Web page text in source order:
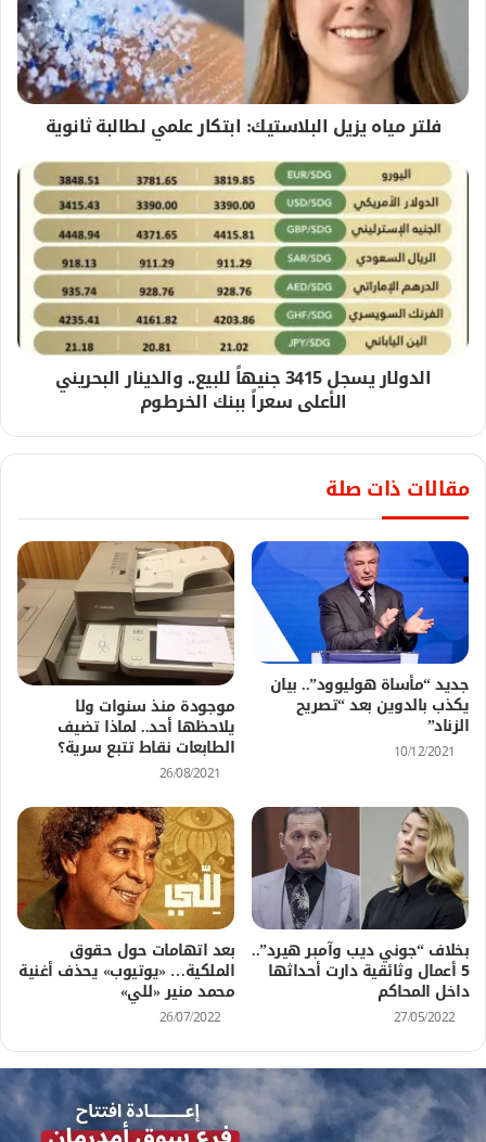
فلتر مياه يزيل البلاستيك: ابتكار علمي لطالبة ثانوية
الدولار يسجل 3415 جنيهاً للبيع.. والدينار البحريني
الأعلى سعراً ببنك الخرطوم
مقالات ذات صلة
جديد “مأساة هوليوود”.. بيان
يكذب بالدوين بعد “تصريح
الزناد”
10/12/2021
موجودة منذ سنوات ولا
يلاحظها أحد.. لماذا تضيف
الطابعات نقاط تتبع سرية؟
26/08/2021
بخلاف “جوني ديب وآمبر هيرد”..
5 أعمال وثائقية دارت أحداثها
داخل المحاكم
27/05/2022
بعد اتهامات حول حقوق
الملكية… «يوتيوب» يحذف أغنية
محمد منير «للي»
26/07/2022